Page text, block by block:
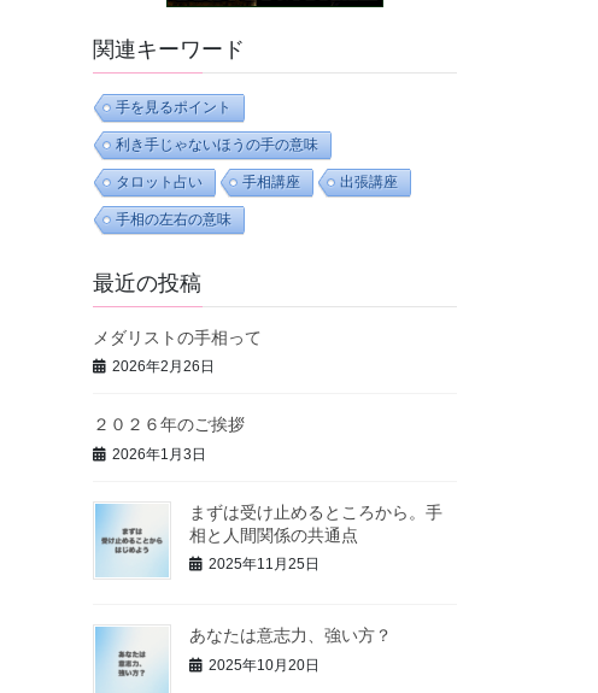
関連キーワード
手を見るポイント
利き手じゃないほうの手の意味
タロット占い 手相講座 出張講座
手相の左右の意味
最近の投稿
メダリストの手相って
2026年2月26日
２０２６年のご挨拶
2026年1月3日
まずは受け止めるところから。手
相と人間関係の共通点
2025年11月25日
あなたは意志力、強い方？
2025年10月20日